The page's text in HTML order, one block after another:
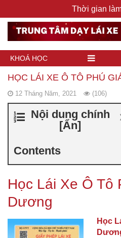
Thời gian
KHOÁ HỌC
HỌC LÁI XE Ô TÔ PHÚ
12 Tháng Năm, 2021 (106)
Nội dung chính
[Ẩn]
Contents
Học Lái Xe Ô Tô
Dương
Học